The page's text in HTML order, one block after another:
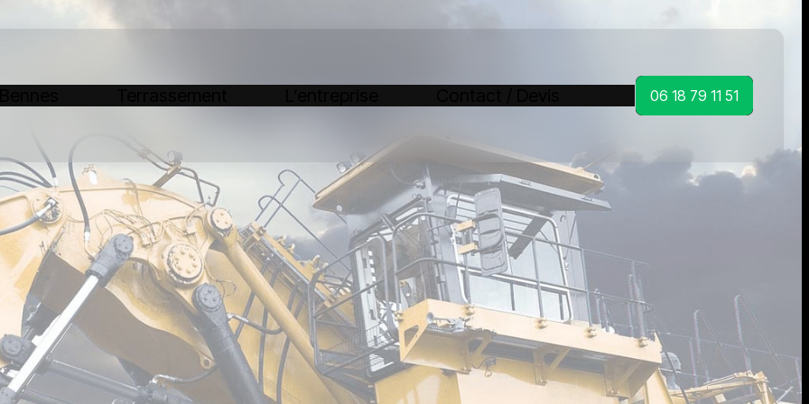
06 18 79 11 51